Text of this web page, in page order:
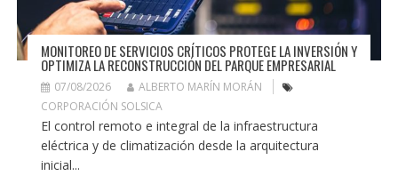
MONITOREO DE SERVICIOS CRÍTICOS PROTEGE LA INVERSIÓN Y
OPTIMIZA LA RECONSTRUCCIÓN DEL PARQUE EMPRESARIAL
07/08/2026
ALBERTO MARÍN MORÁN
CORPORACIÓN SOLSICA
El control remoto e integral de la infraestructura
eléctrica y de climatización desde la arquitectura
inicial...